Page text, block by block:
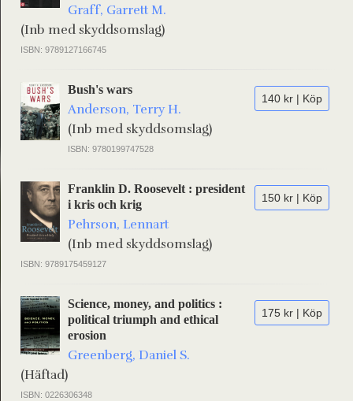
Graff, Garrett M.
(Inb med skyddsomslag)
ISBN: 9789127166745
140 kr | Köp
Bush's wars
Anderson, Terry H.
(Inb med skyddsomslag)
ISBN: 9780199747528
150 kr | Köp
Franklin D. Roosevelt : president
i kris och krig
Pehrson, Lennart
(Inb med skyddsomslag)
ISBN: 9789175459127
175 kr | Köp
Science, money, and politics :
political triumph and ethical
erosion
Greenberg, Daniel S.
(Häftad)
ISBN: 0226306348